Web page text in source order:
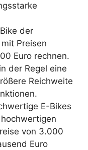
der
Preisen
Euro rechnen.
der Regel eine
Reichweite
E-Bikes
von 3.000
Euro